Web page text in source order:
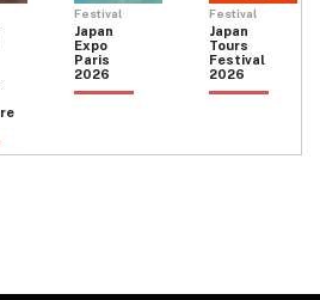
Festival
Japan
Expo
Paris
2026
Festival
Japan
Tours
Festival
2026